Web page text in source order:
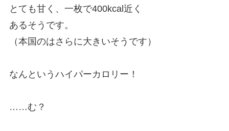
とても甘く、一枚で400kcal近く
あるそうです。
（本国のはさらに大きいそうです）
なんというハイパーカロリー！
……む？